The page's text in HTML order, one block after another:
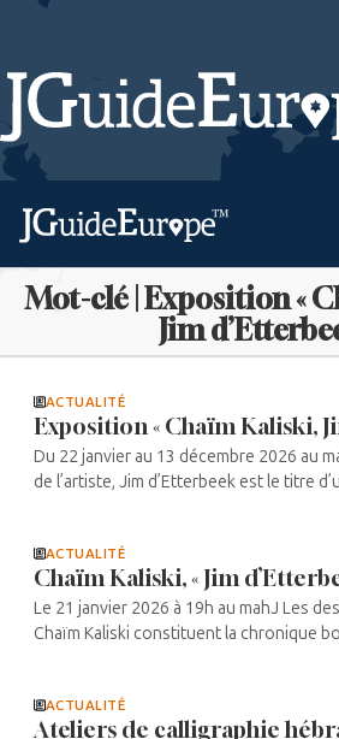
Mot-clé | Exposition «
Jim
ACTUALITÉ
Exposition « Chaïm Kaliski,
Du 22 janvier au 13 décembre 2026 au
de l’artiste, Jim d’Etterbeek est le titre
ACTUALITÉ
Chaïm Kaliski, « Jim
Le 21 janvier 2026 à 19h au mahJ Les
Chaïm Kaliski constituent la chronique
ACTUALITÉ
Ateliers de calligraphie